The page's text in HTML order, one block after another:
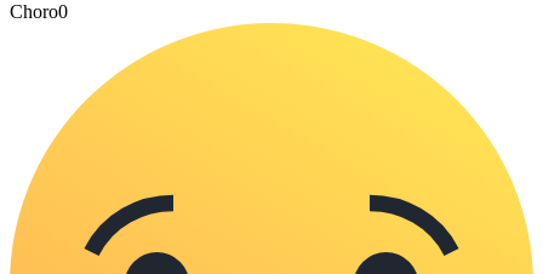
Choro0